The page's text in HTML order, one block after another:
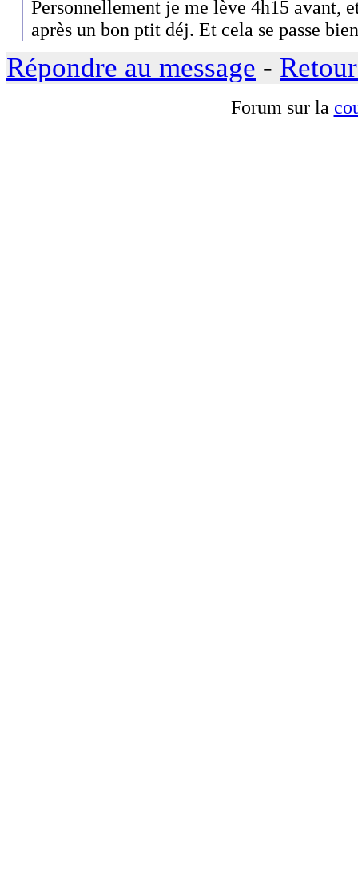
Personnellement je me lève 4h15 avant,
après un bon ptit déj. Et cela se passe
Répondre au message -
Forum sur la